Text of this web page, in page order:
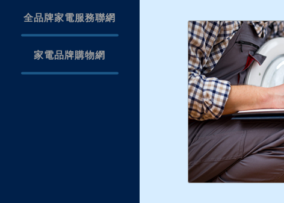
全品牌家電服務聯網
家電品牌購物網